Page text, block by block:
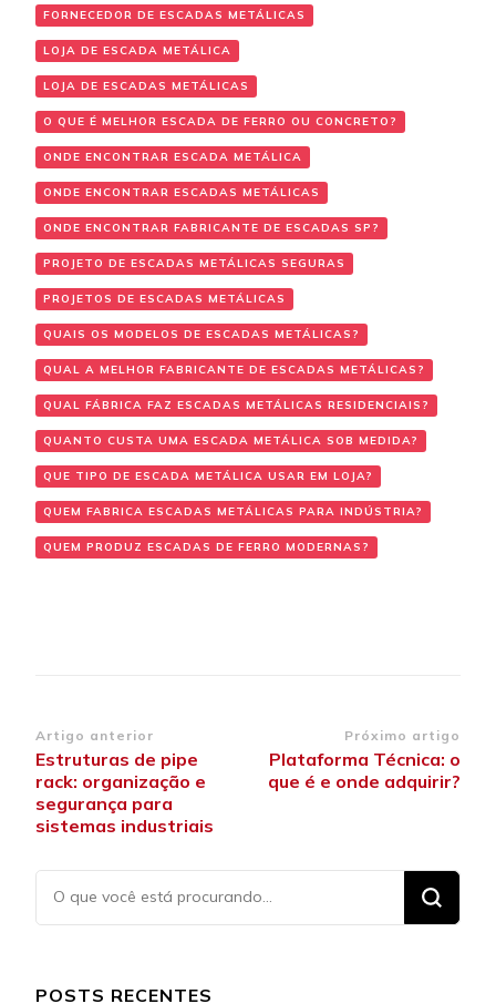
FORNECEDOR DE ESCADAS METÁLICAS
LOJA DE ESCADA METÁLICA
LOJA DE ESCADAS METÁLICAS
O QUE É MELHOR ESCADA DE FERRO OU CONCRETO?
ONDE ENCONTRAR ESCADA METÁLICA
ONDE ENCONTRAR ESCADAS METÁLICAS
ONDE ENCONTRAR FABRICANTE DE ESCADAS SP?
PROJETO DE ESCADAS METÁLICAS SEGURAS
PROJETOS DE ESCADAS METÁLICAS
QUAIS OS MODELOS DE ESCADAS METÁLICAS?
QUAL A MELHOR FABRICANTE DE ESCADAS METÁLICAS?
QUAL FÁBRICA FAZ ESCADAS METÁLICAS RESIDENCIAIS?
QUANTO CUSTA UMA ESCADA METÁLICA SOB MEDIDA?
QUE TIPO DE ESCADA METÁLICA USAR EM LOJA?
QUEM FABRICA ESCADAS METÁLICAS PARA INDÚSTRIA?
QUEM PRODUZ ESCADAS DE FERRO MODERNAS?
Navegação
de
post
Artigo anterior
Estruturas de pipe
rack: organização e
segurança para
sistemas industriais
Próximo artigo
Plataforma Técnica: o
que é e onde adquirir?
Procurando
algo?
POSTS RECENTES